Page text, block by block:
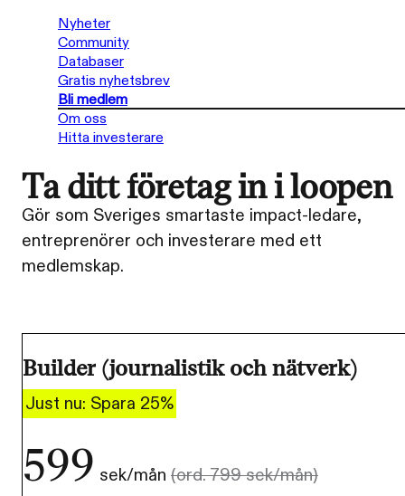
Nyheter
Community
Databaser
Gratis nyhetsbrev
Bli medlem
Om oss
Hitta investerare
Ta ditt företag in i loopen
Gör som Sveriges smartaste impact-ledare,
entreprenörer och investerare med ett
medlemskap.
Builder (journalistik och nätverk)
Just nu: Spara 25%
599 sek/mån (ord. 799 sek/mån)